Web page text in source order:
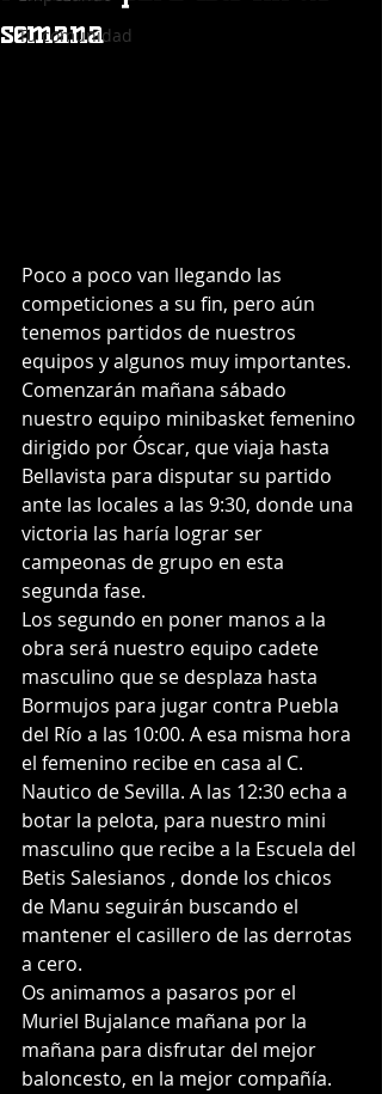
Tu comunidad
semana
Poco a poco van llegando las
competiciones a su fin, pero aún
tenemos partidos de nuestros
equipos y algunos muy importantes.
Comenzarán mañana sábado
nuestro equipo minibasket femenino
dirigido por Óscar, que viaja hasta
Bellavista para disputar su partido
ante las locales a las 9:30, donde una
victoria las haría lograr ser
campeonas de grupo en esta
segunda fase.
Los segundo en poner manos a la
obra será nuestro equipo cadete
masculino que se desplaza hasta
Bormujos para jugar contra Puebla
del Río a las 10:00. A esa misma hora
el femenino recibe en casa al C.
Nautico de Sevilla. A las 12:30 echa a
botar la pelota, para nuestro mini
masculino que recibe a la Escuela del
Betis Salesianos , donde los chicos
de Manu seguirán buscando el
mantener el casillero de las derrotas
a cero.
Os animamos a pasaros por el
Muriel Bujalance mañana por la
mañana para disfrutar del mejor
baloncesto, en la mejor compañía.